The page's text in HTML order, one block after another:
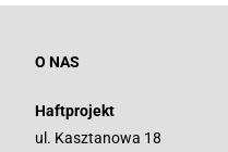
O NAS
Haftprojekt
ul. Kasztanowa 18